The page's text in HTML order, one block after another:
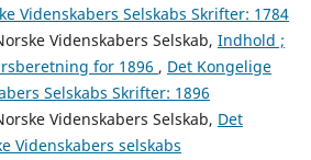
Videnskabers Selskabs Skrifter: 1784
Videnskabers Selskab, Indhold ;
for 1896 , Det Kongelige
Selskabs Skrifter: 1896
Videnskabers Selskab, Det
Videnskabers selskabs